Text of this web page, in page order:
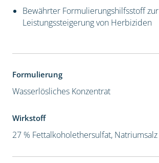
Bewährter Formulierungshilfsstoff zur
Leistungssteigerung von Herbiziden
Formulierung
Wasserlösliches Konzentrat
Wirkstoff
27 % Fettalkoholethersulfat, Natriumsalz